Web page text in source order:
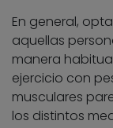
En general,
aquellas
manera
ejercicio con
musculares
los distintos